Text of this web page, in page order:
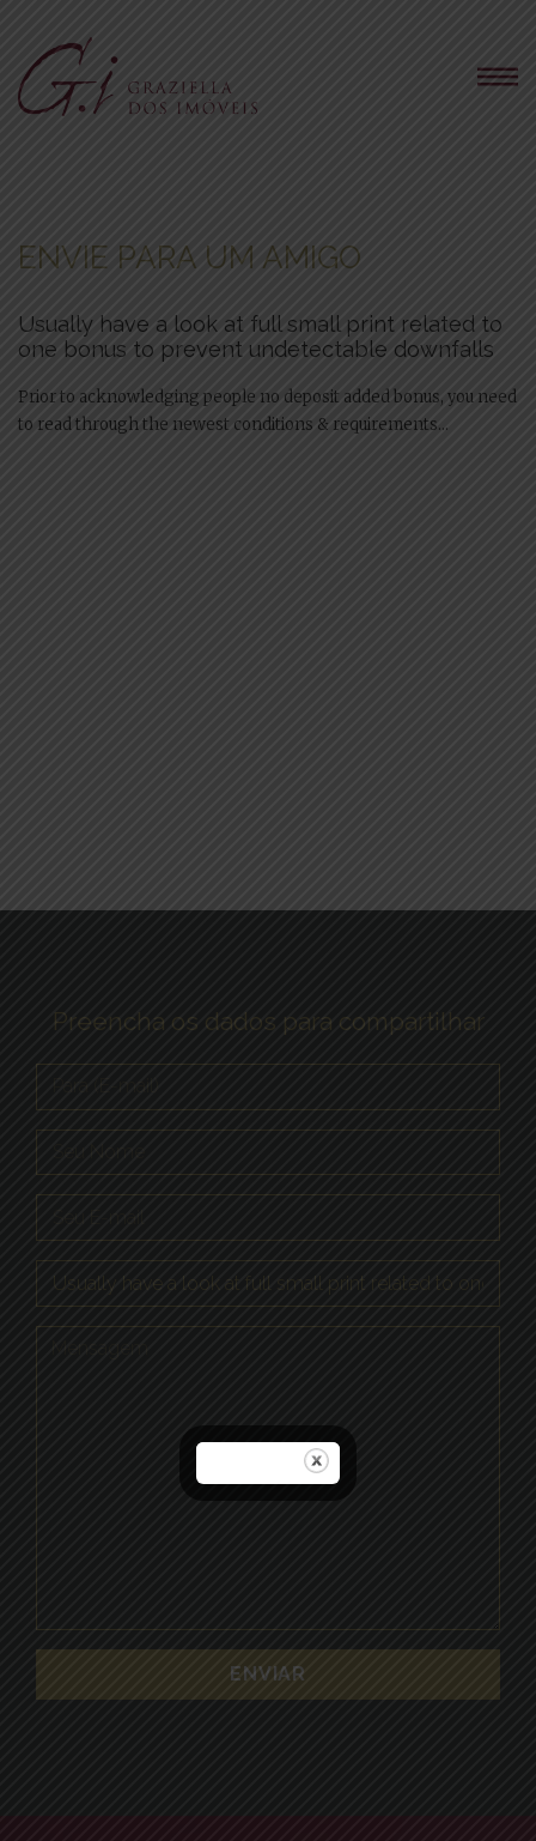
ENVIE PARA UM AMIGO
Usually have a look at full small print related to
one bonus to prevent undetectable downfalls
Prior to acknowledging people no deposit added bonus, you need
to read through the newest conditions & requirements...
Preencha os dados para compartilhar